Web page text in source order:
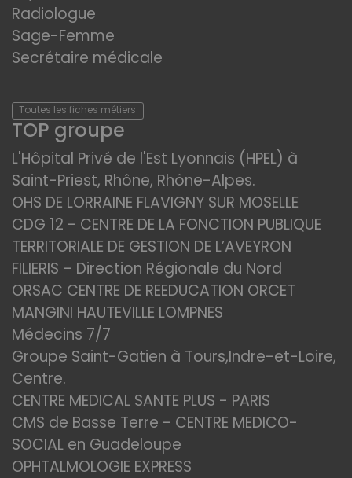
Radiologue
Sage-Femme
Secrétaire médicale
Toutes les fiches métiers
TOP groupe
L'Hôpital Privé de l'Est Lyonnais (HPEL) à
Saint-Priest, Rhône, Rhône-Alpes.
OHS DE LORRAINE FLAVIGNY SUR MOSELLE
CDG 12 - CENTRE DE LA FONCTION PUBLIQUE
TERRITORIALE DE GESTION DE L’AVEYRON
FILIERIS – Direction Régionale du Nord
ORSAC CENTRE DE REEDUCATION ORCET
MANGINI HAUTEVILLE LOMPNES
Médecins 7/7
Groupe Saint-Gatien à Tours,Indre-et-Loire,
Centre.
CENTRE MEDICAL SANTE PLUS - PARIS
CMS de Basse Terre - CENTRE MEDICO-
SOCIAL en Guadeloupe
OPHTALMOLOGIE EXPRESS